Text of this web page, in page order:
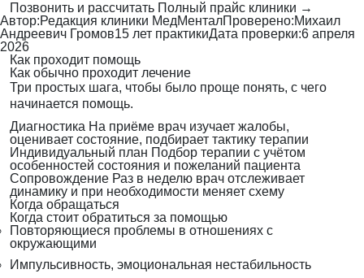
Позвонить и рассчитать Полный прайс клиники →
Автор:Редакция клиники МедМенталПроверено:Михаил
Андреевич Громов15 лет практикиДата проверки:6 апреля
2026
Как проходит помощь
Как обычно проходит лечение
Три простых шага, чтобы было проще понять, с чего
начинается помощь.
Диагностика На приёме врач изучает жалобы,
оценивает состояние, подбирает тактику терапии
Индивидуальный план Подбор терапии с учётом
особенностей состояния и пожеланий пациента
Сопровождение Раз в неделю врач отслеживает
динамику и при необходимости меняет схему
Когда обращаться
Когда стоит обратиться за помощью
Повторяющиеся проблемы в отношениях с
окружающими
Импульсивность, эмоциональная нестабильность